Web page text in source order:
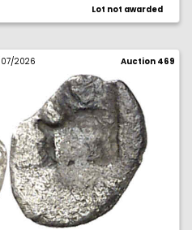
Lot not awarded
2026 Auction 469